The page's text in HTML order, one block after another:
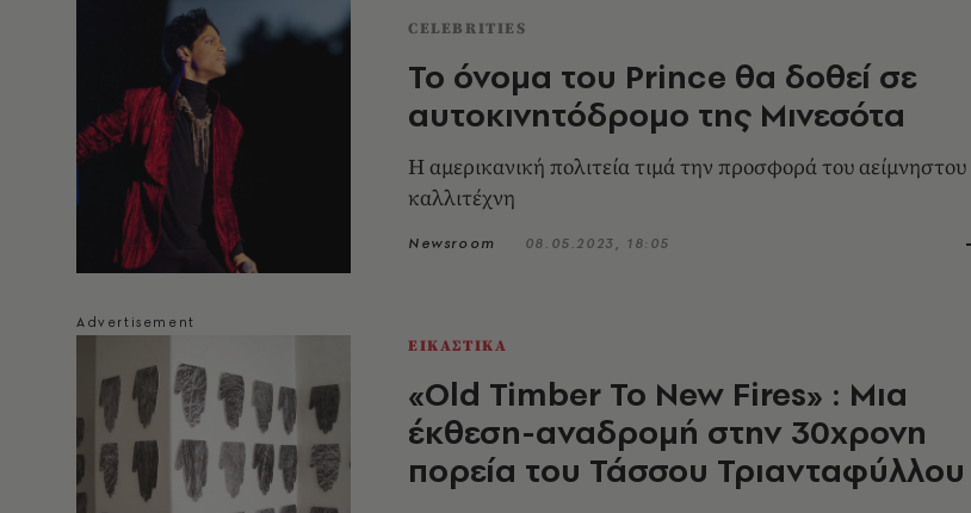
CELEBRITIES
Το όνομα του Prince θα δοθεί σε
αυτοκινητόδρομο της Μινεσότα
Η αμερικανική πολιτεία τιμά την προσφορά του αείμνηστου
καλλιτέχνη
Newsroom 08.05.2023, 18:05
ΕΙΚΑΣΤΙΚΑ
«Old Timber To New Fires» : Μια
έκθεση-αναδρομή στην 30χρονη
πορεία του Τάσσου Τριανταφύλλου